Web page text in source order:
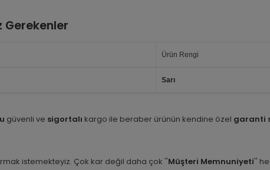
Gerekenler
Ürün Rengi
Sarı
güvenli ve sigortalı kargo ile beraber ürünün kendine özel garanti
istemekteyiz. Çok kar değil daha çok ''Müşteri Memnuniyeti''